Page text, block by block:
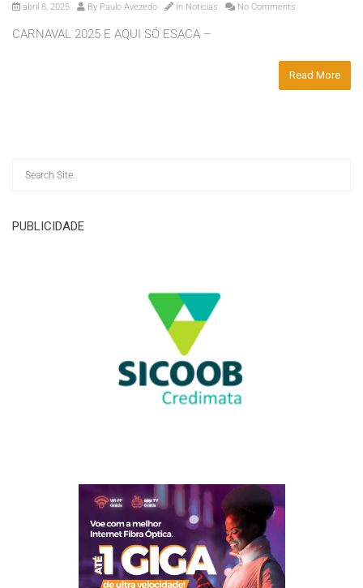
abril 8, 2025 By Paulo Avezedo In Noticias No Comments
CARNAVAL 2025 E AQUI SÓ ESACA –
Read More
PUBLICIDADE